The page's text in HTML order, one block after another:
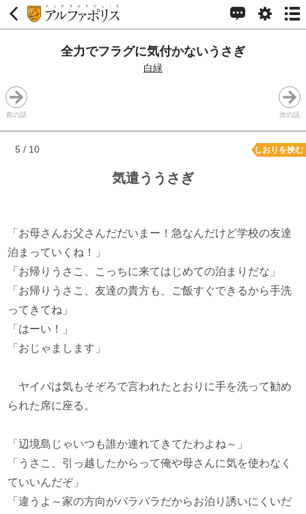
全力でフラグに気付かないうさぎ
白緑
前の話 次の話
5 / 10 しおりを挟む
気遣ううさぎ
「お母さんお父さんだだいまー！急なんだけど学校の友達
泊まっていくね！」
「お帰りうさこ、こっちに来てはじめての泊まりだな」
「お帰りうさこ、友達の貴方も、ご飯すぐできるから手洗
ってきてね」
「はーい！」
「おじゃまします」
ヤイバは気もそぞろで言われたとおりに手を洗って勧め
られた席に座る。
「辺境島じゃいつも誰か連れてきてたわよね～」
「うさこ、引っ越したからって俺や母さんに気を使わなく
ていいんだぞ」
「違うよ～家の方向がバラバラだからお泊り誘いにくいだ